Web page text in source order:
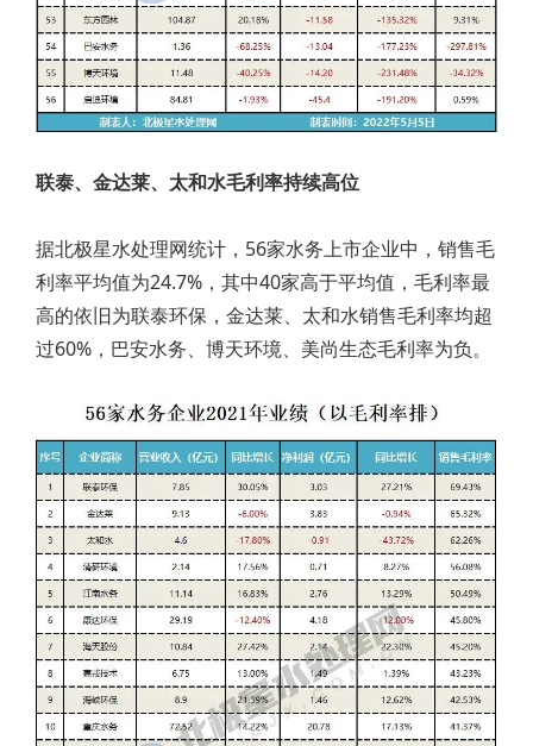
联泰、金达莱、太和水毛利率持续高位
据北极星水处理网统计，56家水务上市企业中，销售毛
利率平均值为24.7%，其中40家高于平均值，毛利率最
高的依旧为联泰环保，金达莱、太和水销售毛利率均超
过60%，巴安水务、博天环境、美尚生态毛利率为负。